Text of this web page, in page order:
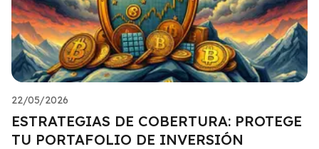
22/05/2026
ESTRATEGIAS DE COBERTURA: PROTEGE
TU PORTAFOLIO DE INVERSIÓN